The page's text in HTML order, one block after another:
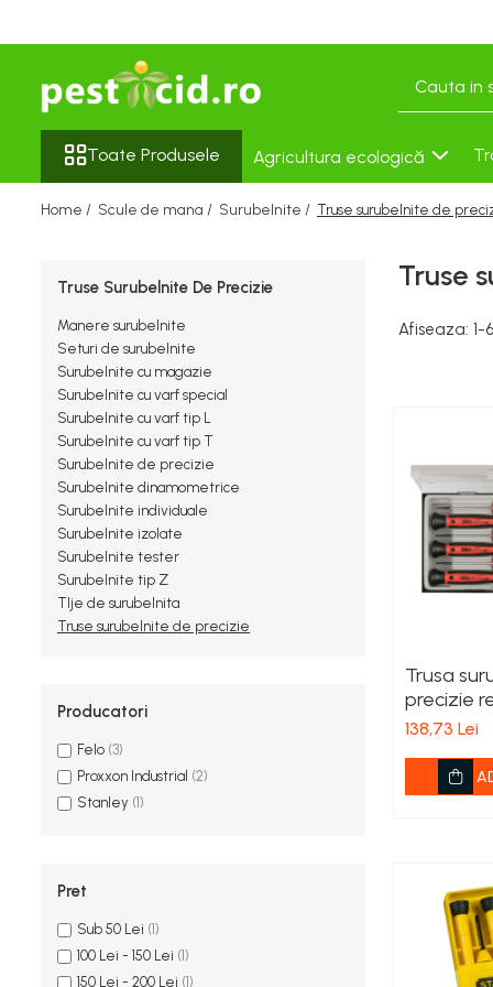
Toate Produsele
Seminţe și material săditor
Semințe cultură mare
Porumb
Floarea Soarelui
Semințe Lucernă
Seminţe soia şi mazăre furajeră
Semințe legume profesionale
Rădăcinoase
Porumb zaharat
Spanac
Tomate
Vinete
Ceapă
Pepeni
Semințe Hobby
Semințe hobby flori
Pepeni
Rădăcinoase
Agricultura ecologică
Tratamente pentru Flori
Solutii Anti Îngheț
Dezifectanti ecologici
Îngrășăminte Ecologice
Toate Produsele Agricultura ecologică
Home / Scule de mana / Surubelnite / Truse surubelnite de
Truse
Truse Surubelnite De Precizie
Manere surubelnite
Seturi de surubelnite
Surubelnite cu magazie
Surubelnite cu varf special
Surubelnite cu varf tip L
Surubelnite cu varf tip T
Surubelnite de precizie
Surubelnite dinamometrice
Surubelnite individuale
Surubelnite izolate
Surubelnite tester
Surubelnite tip Z
TIje de surubelnita
Truse surubelnite de precizie
Producatori
Felo (3)
Proxxon Industrial (2)
Stanley (1)
Pret
Sub 50 Lei (1)
100 Lei - 150 Lei (1)
150 Lei - 200 Lei (1)
Afiseaza: 1-6
Trusa
precizie
Felo, 6
138,73 Lei